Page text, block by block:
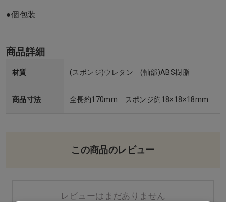
●個包装
商品詳細
材質 (スポンジ)ウレタン (軸部)ABS樹脂
商品寸法 全長約170mm スポンジ約18×18×18mm
この商品のレビュー
レビューはまだありません